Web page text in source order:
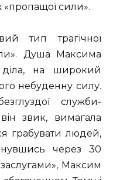
«пропащої сили».
тип трагічної
Душа Максима
діла, на широкий
небуденну силу.
служби-
звик, вимагала
грабувати людей,
через 30
Максим